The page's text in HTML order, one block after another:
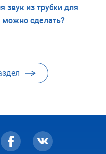
звук из трубки для
можно сделать?